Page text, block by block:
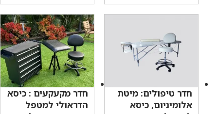
היה:
₪2,100.
₪1,099.
היה:
₪1,800.
הוא:
₪1,049.
חדר טיפולים: מיטת
אלומיניום, כיסא
חדר מקעקעים : כיסא
הדראולי למטפל